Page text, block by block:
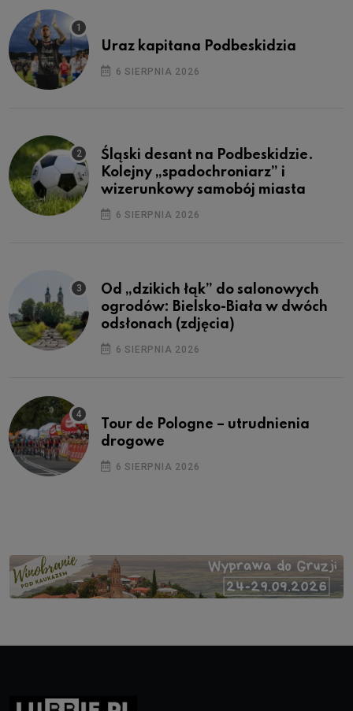
Uraz kapitana Podbeskidzia
6 SIERPNIA 2026
Śląski desant na Podbeskidzie.
Kolejny „spadochroniarz” i
wizerunkowy samobój miasta
6 SIERPNIA 2026
Od „dzikich łąk” do salonowych
ogrodów: Bielsko-Biała w dwóch
odsłonach (zdjęcia)
6 SIERPNIA 2026
Tour de Pologne – utrudnienia
drogowe
6 SIERPNIA 2026